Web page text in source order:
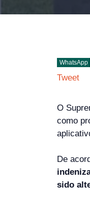
WhatsApp
Tweet
O
como
De
sido